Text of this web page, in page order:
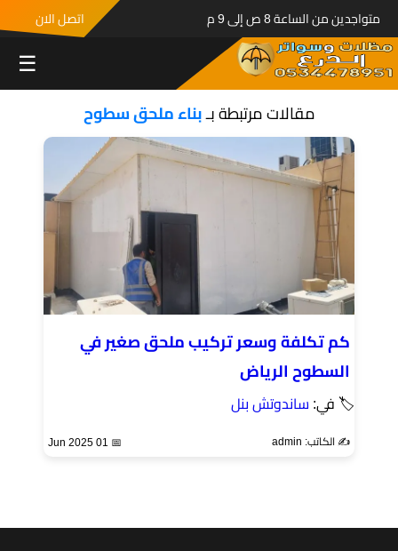
متواجدين من الساعة 8 ص إلى 9 م اتصل الان
☰
مقالات مرتبطة بـبناء ملحق سطوح
كم تكلفة وسعر تركيب ملحق صغير في
السطوح الرياض
🏷 في: ساندوتش بنل
✍️ الكاتب: admin 📅 01 Jun 2025